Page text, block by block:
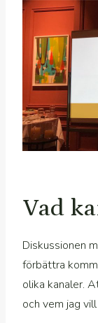
Vad
Diskussionen
förbättra
olika kanaler.
och vem jag